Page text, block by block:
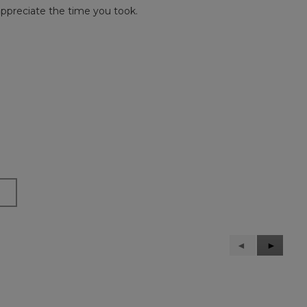
the time you took.
Précédent
Reviews
◄
Suivant
Reviews
►